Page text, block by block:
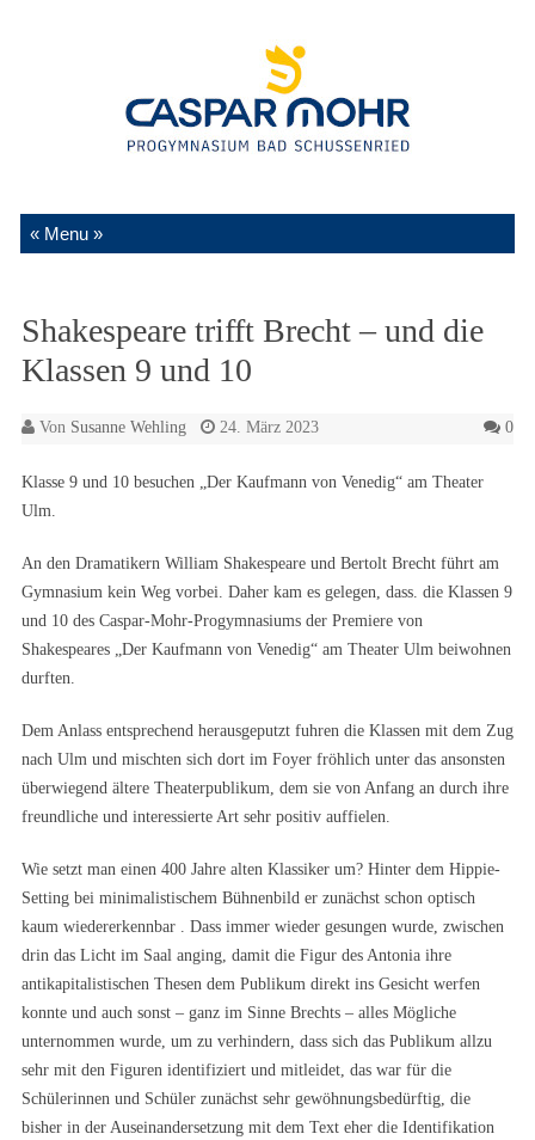
Zum Inhalt springen
Shakespeare trifft Brecht – und die
Klassen 9 und 10
Von Susanne Wehling 24. März 2023 0
Klasse 9 und 10 besuchen „Der Kaufmann von Venedig“ am Theater
Ulm.
An den Dramatikern William Shakespeare und Bertolt Brecht führt am
Gymnasium kein Weg vorbei. Daher kam es gelegen, dass. die Klassen 9
und 10 des Caspar-Mohr-Progymnasiums der Premiere von
Shakespeares „Der Kaufmann von Venedig“ am Theater Ulm beiwohnen
durften.
Dem Anlass entsprechend herausgeputzt fuhren die Klassen mit dem Zug
nach Ulm und mischten sich dort im Foyer fröhlich unter das ansonsten
überwiegend ältere Theaterpublikum, dem sie von Anfang an durch ihre
freundliche und interessierte Art sehr positiv auffielen.
Wie setzt man einen 400 Jahre alten Klassiker um? Hinter dem Hippie-
Setting bei minimalistischem Bühnenbild er zunächst schon optisch
kaum wiedererkennbar . Dass immer wieder gesungen wurde, zwischen
drin das Licht im Saal anging, damit die Figur des Antonia ihre
antikapitalistischen Thesen dem Publikum direkt ins Gesicht werfen
konnte und auch sonst – ganz im Sinne Brechts – alles Mögliche
unternommen wurde, um zu verhindern, dass sich das Publikum allzu
sehr mit den Figuren identifiziert und mitleidet, das war für die
Schülerinnen und Schüler zunächst sehr gewöhnungsbedürftig, die
bisher in der Auseinandersetzung mit dem Text eher die Identifikation